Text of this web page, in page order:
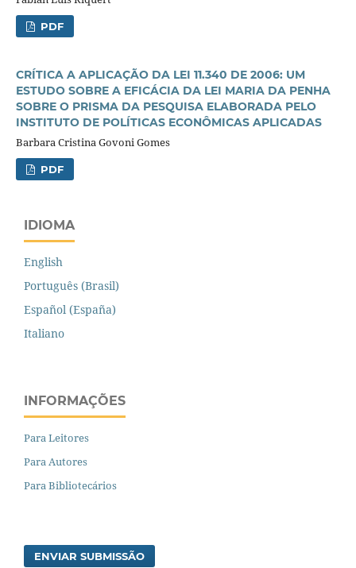
PDF
CRÍTICA A APLICAÇÃO DA LEI 11.340 DE 2006: UM
ESTUDO SOBRE A EFICÁCIA DA LEI MARIA DA PENHA
SOBRE O PRISMA DA PESQUISA ELABORADA PELO
INSTITUTO DE POLÍTICAS ECONÔMICAS APLICADAS
Barbara Cristina Govoni Gomes
PDF
IDIOMA
English
Português (Brasil)
Español (España)
Italiano
INFORMAÇÕES
Para Leitores
Para Autores
Para Bibliotecários
ENVIAR SUBMISSÃO